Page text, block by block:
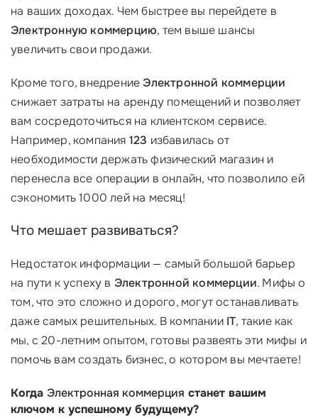
на ваших доходах. Чем быстрее вы перейдете в
Электронную коммерцию, тем выше шансы
увеличить свои продажи.
Кроме того, внедрение Электронной коммерции
снижает затраты на аренду помещений и позволяет
вам сосредоточиться на клиентском сервисе.
Например, компания 123 избавилась от
необходимости держать физический магазин и
перенесла все операции в онлайн, что позволило ей
сэкономить 1000 лей на месяц!
Что мешает развиваться?
Недостаток информации — самый большой барьер
на пути к успеху в Электронной коммерции. Мифы о
том, что это сложно и дорого, могут останавливать
даже самых решительных. В компании IT, такие как
мы, с 20-летним опытом, готовы развеять эти мифы и
помочь вам создать бизнес, о котором вы мечтаете!
Когда Электронная коммерция станет вашим
ключом к успешному будущему?